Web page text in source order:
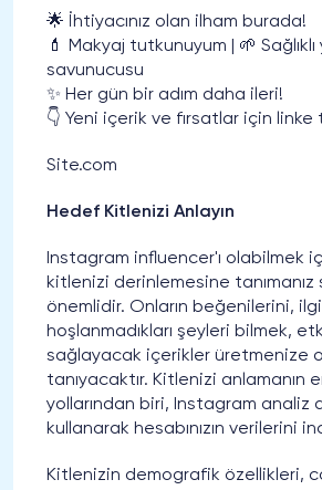
🌟 İhtiyacınız olan ilham burada!
💄 Makyaj tutkunuyum | 🌱
savunucusu
✨ Her gün bir adım daha ileri!
👇 Yeni içerik ve fırsatlar için linke
Site.com
Hedef Kitlenizi Anlayın
Instagram influencer'ı olabilmek
kitlenizi derinlemesine
önemlidir. Onların beğenilerini, ilgi
hoşlanmadıkları şeyleri bilmek,
sağlayacak içerikler üretmenize
tanıyacaktır. Kitlenizi anlamanın
yollarından biri, Instagram analiz
kullanarak hesabınızın verilerini
Kitlenizin demografik özellikleri,